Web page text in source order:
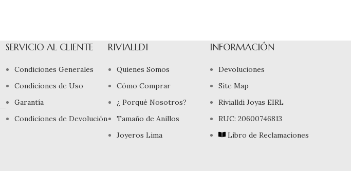
SERVICIO AL CLIENTE
Condiciones Generales
Condiciones de Uso
Garantía
Condiciones de Devolución
RIVIALLDI
Quienes Somos
Cómo Comprar
¿ Porqué Nosotros?
Tamaño de Anillos
Joyeros Lima
INFORMACIÓN
Devoluciones
Site Map
Rivialldi Joyas EIRL
RUC: 20600746813
Libro de Reclamaciones